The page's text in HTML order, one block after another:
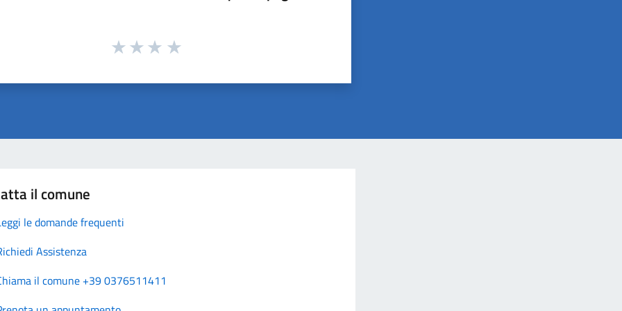
il comune
le domande frequenti
Assistenza
il comune +39 0376511411